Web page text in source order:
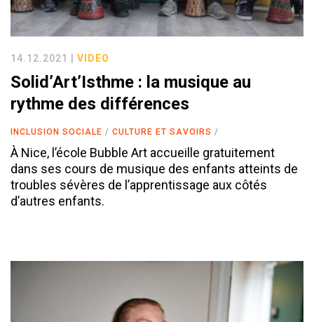
14.12.2021 | VIDEO
Solid’Art’Isthme : la musique au
rythme des différences
INCLUSION SOCIALE CULTURE ET SAVOIRS
À Nice, l’école Bubble Art accueille gratuitement
dans ses cours de musique des enfants atteints de
troubles sévères de l’apprentissage aux côtés
d’autres enfants.